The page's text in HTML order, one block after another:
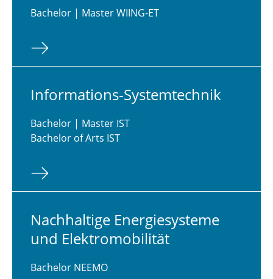
Schnupperstudium
Stipendien
Bachelor | Master WIING-ET
In­for­ma­ti­ons-Sys­tem­tech­nik
Bachelor | Master IST
Bachelor of Arts IST
Nach­hal­ti­ge En­er­gie­sys­te­me
und Elek­tro­mo­bi­li­tät
Bachelor NEEMO